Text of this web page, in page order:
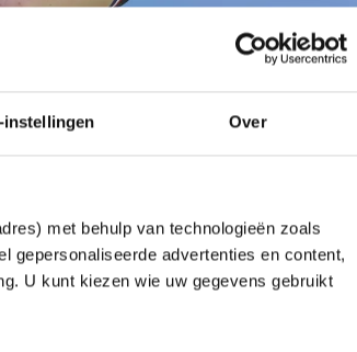
instellingen Over
met behulp van technologieën zoals
gepersonaliseerde advertenties en content,
U kunt kiezen wie uw gegevens gebruikt